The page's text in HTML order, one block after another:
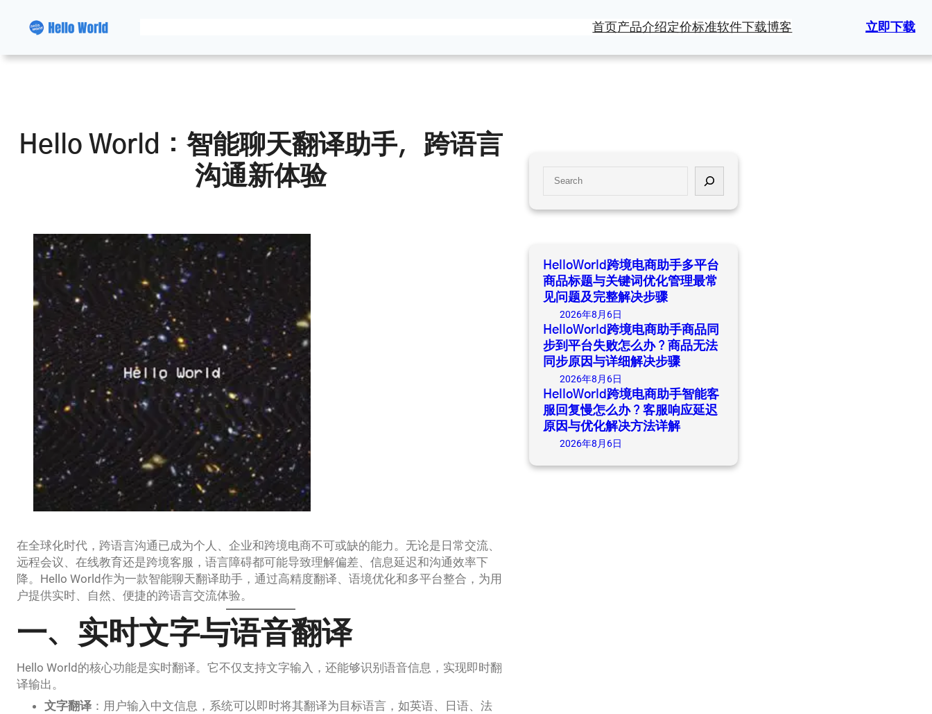
容
首页产品介绍定价标准软件下载博客 立即下载
Hello World：智能聊天翻译助手，跨语言
沟通新体验
在全球化时代，跨语言沟通已成为个人、企业和跨境电商不可或缺的能力。无论是日常交流、
远程会议、在线教育还是跨境客服，语言障碍都可能导致理解偏差、信息延迟和沟通效率下
降。Hello World作为一款智能聊天翻译助手，通过高精度翻译、语境优化和多平台整合，为用
户提供实时、自然、便捷的跨语言交流体验。
一、实时文字与语音翻译
Hello World的核心功能是实时翻译。它不仅支持文字输入，还能够识别语音信息，实现即时翻
译输出。
文字翻译 ：用户输入中文信息，系统可以即时将其翻译为目标语言，如英语、日语、法
a
h
HelloWorld跨境电商助手多平台
商品标题与关键词优化管理最常
见问题及完整解决步骤
2026年8月6日
HelloWorld跨境电商助手商品同
步到平台失败怎么办？商品无法
同步原因与详细解决步骤
2026年8月6日
HelloWorld跨境电商助手智能客
服回复慢怎么办？客服响应延迟
原因与优化解决方法详解
2026年8月6日